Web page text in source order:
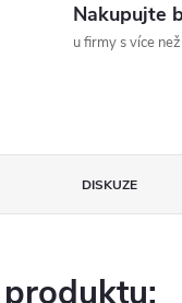
Nakupujte
u firmy s více
DISKUZE